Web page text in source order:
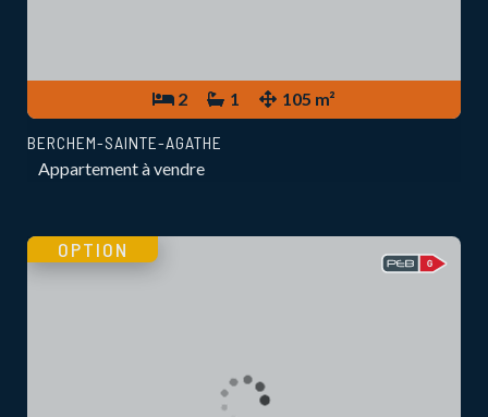
2 1 105 m²
BERCHEM-SAINTE-AGATHE
Appartement à vendre
OPTION